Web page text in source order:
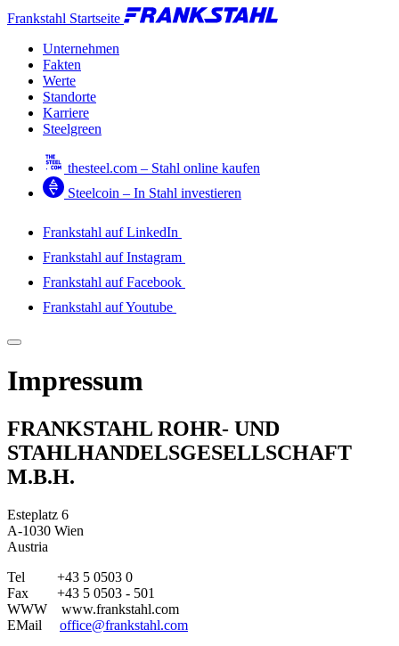
Frankstahl Startseite
Unternehmen
Fakten
Werte
Standorte
Karriere
Steelgreen
thesteel.com – Stahl online kaufen
Steelcoin – In Stahl investieren
Frankstahl auf LinkedIn
Frankstahl auf Instagram
Frankstahl auf Facebook
Frankstahl auf Youtube
Impressum
FRANKSTAHL ROHR- UND
STAHLHANDELSGESELLSCHAFT
M.B.H.
Esteplatz 6
A-1030 Wien
Austria
Tel +43 5 0503 0
Fax +43 5 0503 - 501
WWW www.frankstahl.com
EMail office@frankstahl.com